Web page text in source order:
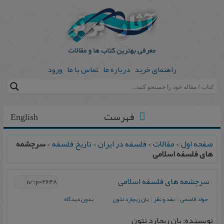
راهنمای خرید درباره ما تماس با ما ورود
English فهرست
صفحه اول>مقالات>فلسفه در ایران>تاریخ فلسفه>سرچشمه
های فلسفه اسلامی
سرچشمه های فلسفه اسلامی
جواد قاسمی |نقد و نظر |یان ریچارد نتون بدون دیدگاه
نویسنده: یان ریچارد نتون